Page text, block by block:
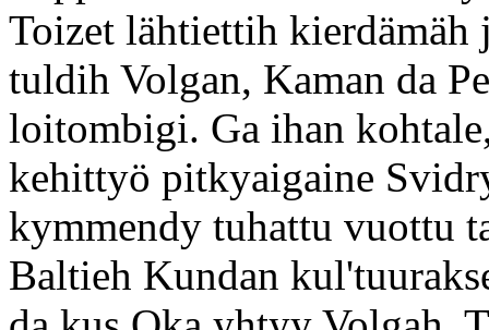
Toizet lähtiettih
tuldih Volgan, Kaman da
loitombigi. Ga ihan
kehittyö pitkyaigaine
kymmendy tuhattu vuottu
Baltieh Kundan